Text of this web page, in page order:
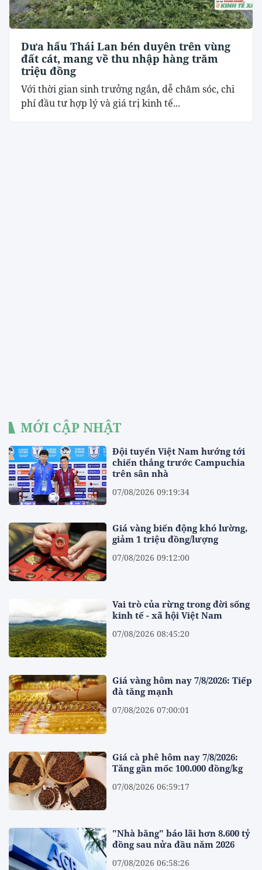
Dưa hấu Thái Lan bén duyên trên vùng
đất cát, mang về thu nhập hàng trăm
triệu đồng
Với thời gian sinh trưởng ngắn, dễ chăm sóc, chi
phí đầu tư hợp lý và giá trị kinh tế...
MỚI CẬP NHẬT
Đội tuyển Việt Nam hướng tới
chiến thắng trước Campuchia
trên sân nhà
07/08/2026 09:19:34
Giá vàng biến động khó lường,
giảm 1 triệu đồng/lượng
07/08/2026 09:12:00
Vai trò của rừng trong đời sống
kinh tế - xã hội Việt Nam
07/08/2026 08:45:20
Giá vàng hôm nay 7/8/2026: Tiếp
đà tăng mạnh
07/08/2026 07:00:01
Giá cà phê hôm nay 7/8/2026:
Tăng gần mốc 100.000 đồng/kg
07/08/2026 06:59:17
"Nhà băng" báo lãi hơn 8.600 tỷ
đồng sau nửa đầu năm 2026
07/08/2026 06:58:26